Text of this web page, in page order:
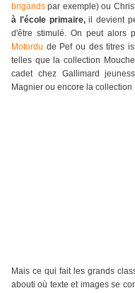
brigands par exemple) ou
à l'école primaire,il devient
d'être stimulé. On peut alors
Motordu de Pef ou des titres
telles que la collection
cadet chez Gallimard
Magnier ou encore la
Mais ce qui fait l es grands
abouti où texte et images se